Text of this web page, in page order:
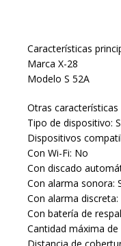
Características
Marca X-28
Modelo S 52A
Otras características
Tipo de dispositivo:
Dispositivos
Con Wi-Fi: No
Con discado
Con alarma sonora:
Con alarma discreta:
Con batería de
Cantidad máxima de